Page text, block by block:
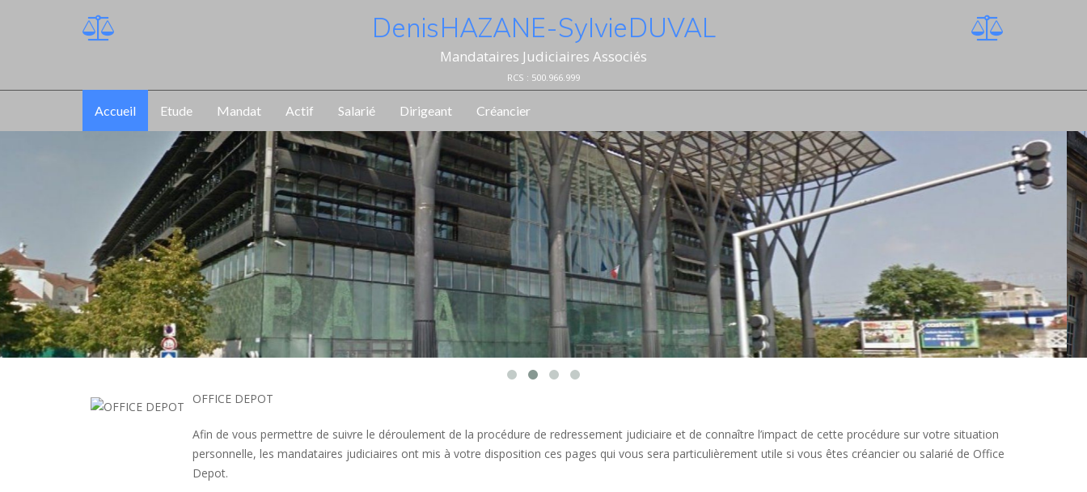
Denis HAZANE - Sylvie DUVAL
Mandataires Judiciaires Associés
RCS : 500.966.999
Accueil Etude Mandat Actif Salarié Dirigeant Créancier
OFFICE DEPOT
Afin de vous permettre de suivre le déroulement de la procédure de redressement judiciaire et de connaître l’impact de cette procédure sur votre situation
personnelle, les mandataires judiciaires ont mis à votre disposition ces pages qui vous sera particulièrement utile si vous êtes créancier ou salarié de Office
Depot.